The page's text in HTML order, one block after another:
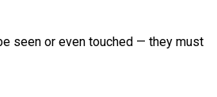
seen or even touched — they must